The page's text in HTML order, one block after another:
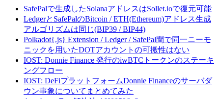
SafePalで生成したSolanaアドレスはSollet.ioで復元可能
LedgerとSafePalのBitcoin / ETH(Ethereum)アドレス生成
アルゴリズムは同じ(BIP39 / BIP44)
Polkadot{.js} Extension / Ledger / SafePal間で同一ニーモ
ニックを用いたDOTアカウントの可搬性はない
IOST: Donnie Finance 発行のiwBTCトークンのステーキ
ングフロー
IOST: DeFiプラットフォームDonnie Financeのサーバダ
ウン事象についてまとめてみた